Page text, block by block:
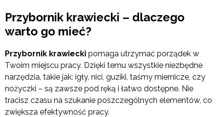
Przybornik krawiecki – dlaczego
warto go mieć?
Przybornik krawiecki pomaga utrzymać porządek w
Twoim miejscu pracy. Dzięki temu wszystkie niezbędne
narzędzia, takie jak: igły, nici, guziki, taśmy miernicze, czy
nożyczki – są zawsze pod ręką i łatwo dostępne. Nie
tracisz czasu na szukanie poszczególnych elementów, co
zwiększa efektywność pracy.